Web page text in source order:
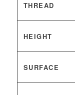
THREAD
HEIGHT
SURFACE